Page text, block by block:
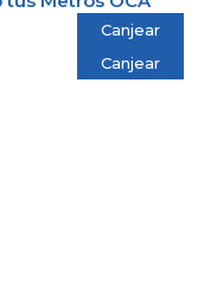
Canjear
Canjear